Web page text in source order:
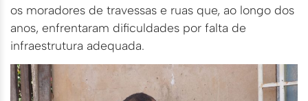
os moradores de travessas e ruas que, ao longo dos
anos, enfrentaram dificuldades por falta de
infraestrutura adequada.